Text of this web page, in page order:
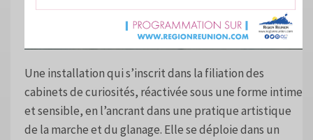
Une installation qui s’inscrit dans la filiation des
cabinets de curiosités, réactivée sous une forme intime
et sensible, en l’ancrant dans une pratique artistique
de la marche et du glanage. Elle se déploie dans un